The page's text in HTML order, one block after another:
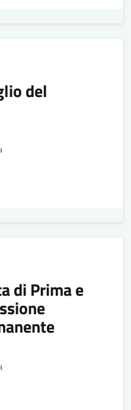
del
di Prima e